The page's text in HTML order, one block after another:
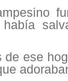
ese